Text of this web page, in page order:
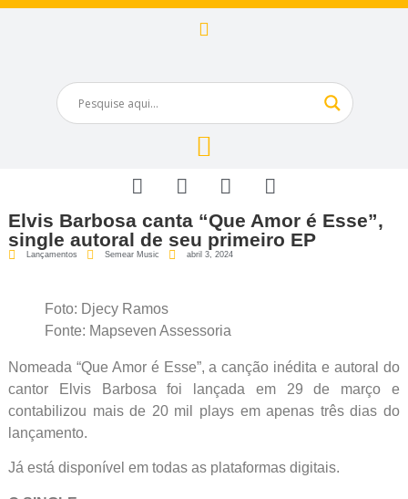
Elvis Barbosa canta “Que Amor é Esse”,
single autoral de seu primeiro EP
Lançamentos Semear Music abril 3, 2024
Foto: Djecy Ramos
Fonte: Mapseven Assessoria
Nomeada “Que Amor é Esse”, a canção inédita e autoral do
cantor Elvis Barbosa foi lançada em 29 de março e
contabilizou mais de 20 mil plays em apenas três dias do
lançamento.
Já está disponível em todas as plataformas digitais.